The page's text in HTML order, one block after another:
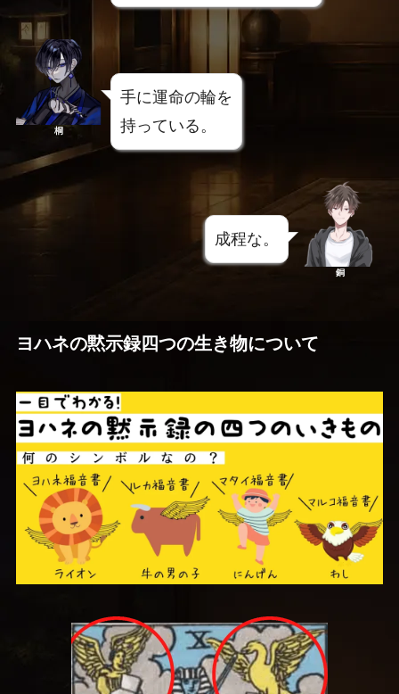
桐
手に運命の輪を
持っている。
成程な。
銅
ヨハネの黙示録四つの生き物について